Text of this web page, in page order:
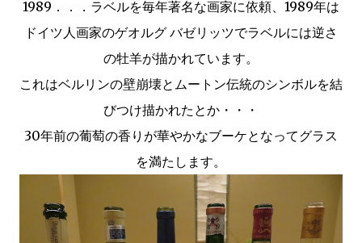
1989．．．ラベルを毎年著名な画家に依頼、1989年は
ドイツ人画家のゲオルグ バゼリッツでラベルには逆さ
の牡羊が描かれています。
これはベルリンの壁崩壊とムートン伝統のシンボルを結
びつけ描かれたとか・・・
30年前の葡萄の香りが華やかなブーケとなってグラス
を満たします。